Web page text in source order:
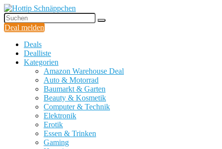
Deal melden
Deals
Dealliste
Kategorien
Amazon Warehouse Deal
Auto & Motorrad
Baumarkt & Garten
Beauty & Kosmetik
Computer & Technik
Elektronik
Erotik
Essen & Trinken
Gaming